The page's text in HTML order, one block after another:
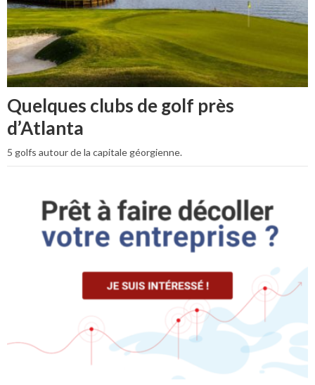
Quelques clubs de golf près
d’Atlanta
5 golfs autour de la capitale géorgienne.